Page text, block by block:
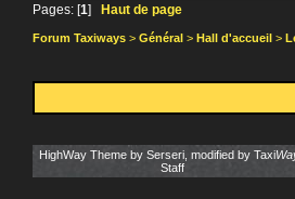
Pages: [1] Haut de page
Forum Taxiways > Général > Hall d'accueil >
HighWay Theme by Serseri, modified by Taxi
Staff